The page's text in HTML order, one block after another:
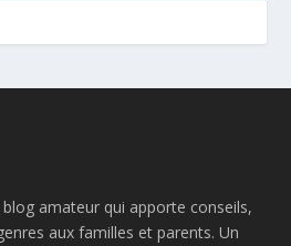
amateur qui apporte conseils,
aux familles et parents. Un